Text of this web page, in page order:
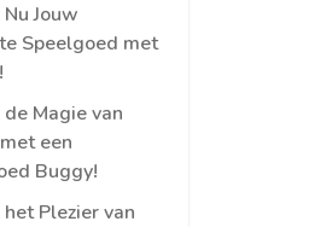
Jouw
Speelgoed met
Magie van
een
Buggy!
Plezier van